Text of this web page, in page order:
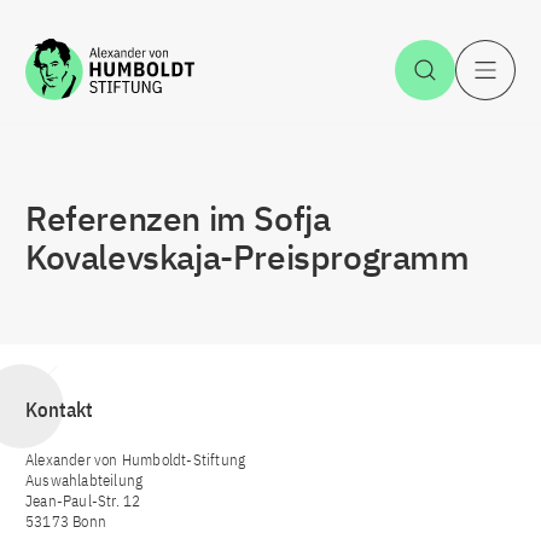
Zum Inhalt springen Suche
Referenzen im Sofja
Kovalevskaja-Preisprogramm
Kontakt
Alexander von Humboldt-Stiftung
Auswahlabteilung
Jean-Paul-Str. 12
53173 Bonn